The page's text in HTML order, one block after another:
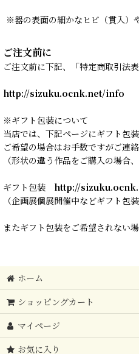
※器の表面の細かなヒビ（貫入）
ご注文前に
ご注文前に下記、「特定商取引法
http://sizuku.ocnk.net/info
※ギフト包装について
当店では、下記ページにギフト包
ご希望の場合はお手数ですがご連
（形状の違う作品をご購入の場合
ギフト包装 http://
（企画展個展開催中などギフト包
またギフト包装をご希望されない
ホーム
ショッピングカート
マイページ
お気に入り